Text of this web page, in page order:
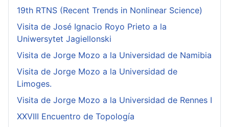
19th RTNS (Recent Trends in Nonlinear Science)
Visita de José Ignacio Royo Prieto a la
Uniwersytet Jagiellonski
Visita de Jorge Mozo a la Universidad de Namibia
Visita de Jorge Mozo a la Universidad de
Limoges.
Visita de Jorge Mozo a la Universidad de Rennes I
XXVIII Encuentro de Topología